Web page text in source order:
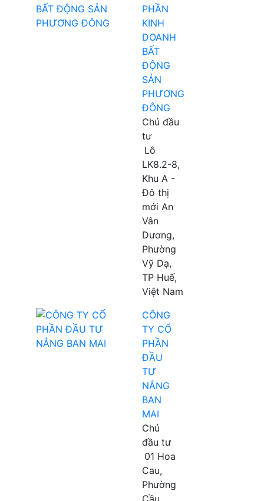
PHẦN
KINH
DOANH
BẤT
ĐỘNG
SẢN
PHƯƠNG
ĐÔNG
Chủ đầu
tư
Lô
LK8.2-8,
Khu A -
Đô thị
mới An
Vân
Dương,
Phường
Vỹ Dạ,
TP Huế,
Việt Nam
CÔNG
TY CỔ
PHẦN
ĐẦU
TƯ
NẮNG
BAN
MAI
Chủ
đầu tư
01 Hoa
Cau,
Phường
Cầu